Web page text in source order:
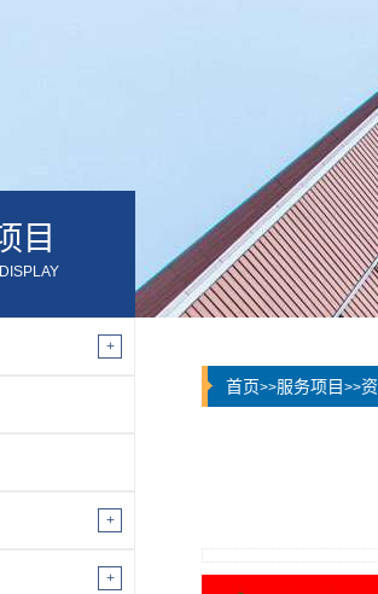
目
首页>>服务项目 >>